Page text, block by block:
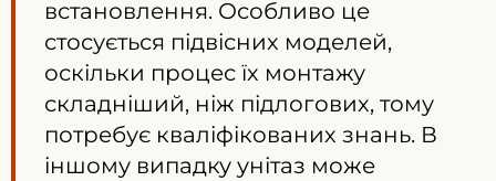
встановлення. Особливо це
стосується підвісних моделей,
оскільки процес їх монтажу
складніший, ніж підлогових, тому
потребує кваліфікованих знань. В
іншому випадку унітаз може